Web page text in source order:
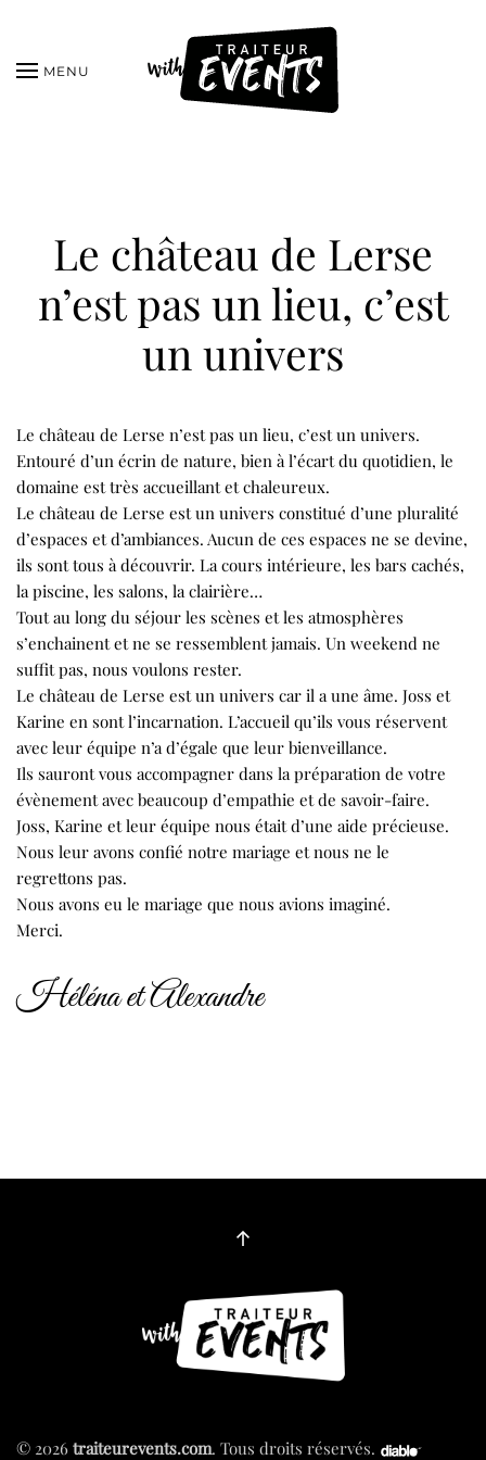
MENU
Le château de Lerse
n’est pas un lieu, c’est
un univers
Le château de Lerse n’est pas un lieu, c’est un univers.
Entouré d’un écrin de nature, bien à l’écart du quotidien, le
domaine est très accueillant et chaleureux.
Le château de Lerse est un univers constitué d’une pluralité
d’espaces et d’ambiances. Aucun de ces espaces ne se devine,
ils sont tous à découvrir. La cours intérieure, les bars cachés,
la piscine, les salons, la clairière…
Tout au long du séjour les scènes et les atmosphères
s’enchainent et ne se ressemblent jamais. Un weekend ne
suffit pas, nous voulons rester.
Le château de Lerse est un univers car il a une âme. Joss et
Karine en sont l’incarnation. L’accueil qu’ils vous réservent
avec leur équipe n’a d’égale que leur bienveillance.
Ils sauront vous accompagner dans la préparation de votre
évènement avec beaucoup d’empathie et de savoir-faire.
Joss, Karine et leur équipe nous était d’une aide précieuse.
Nous leur avons confié notre mariage et nous ne le
regrettons pas.
Nous avons eu le mariage que nous avions imaginé.
Merci.
Héléna et Alexandre
© 2026 traiteurevents.com. Tous droits réservés.